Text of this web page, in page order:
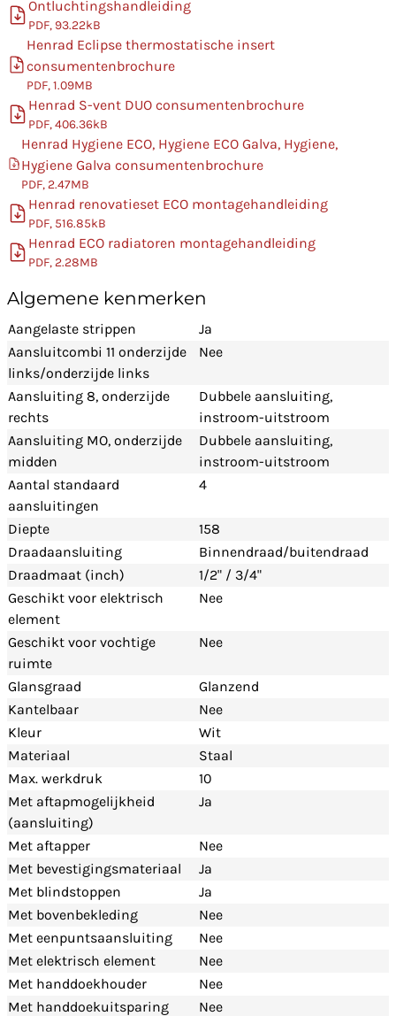
Ontluchtingshandleiding
PDF, 93.22kB
Henrad Eclipse thermostatische insert
consumentenbrochure
PDF, 1.09MB
Henrad S-vent DUO consumentenbrochure
PDF, 406.36kB
Henrad Hygiene ECO, Hygiene ECO Galva, Hygiene,
Hygiene Galva consumentenbrochure
PDF, 2.47MB
Henrad renovatieset ECO montagehandleiding
PDF, 516.85kB
Henrad ECO radiatoren montagehandleiding
PDF, 2.28MB
Algemene kenmerken
Aangelaste strippen
Ja
Aansluitcombi 11 onderzijde
links/onderzijde links
Nee
Aansluiting 8, onderzijde
rechts
Dubbele aansluiting,
instroom-uitstroom
Aansluiting MO, onderzijde
midden
Dubbele aansluiting,
instroom-uitstroom
Aantal standaard
aansluitingen
4
Diepte
158
Draadaansluiting
Binnendraad/buitendraad
Draadmaat (inch)
1/2" / 3/4"
Geschikt voor elektrisch
element
Nee
Geschikt voor vochtige
ruimte
Nee
Glansgraad
Glanzend
Kantelbaar
Nee
Kleur
Wit
Materiaal
Staal
Max. werkdruk
10
Met aftapmogelijkheid
(aansluiting)
Ja
Met aftapper
Nee
Met bevestigingsmateriaal
Ja
Met blindstoppen
Ja
Met bovenbekleding
Nee
Met eenpuntsaansluiting
Nee
Met elektrisch element
Nee
Met handdoekhouder
Nee
Met handdoekuitsparing
Nee